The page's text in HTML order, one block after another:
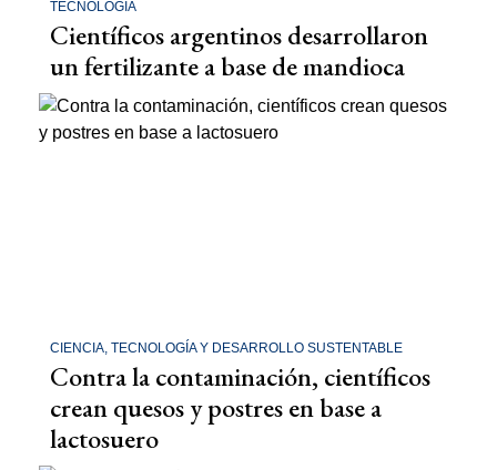
TECNOLOGÍA
Científicos argentinos desarrollaron
un fertilizante a base de mandioca
CIENCIA, TECNOLOGÍA Y DESARROLLO SUSTENTABLE
Contra la contaminación, científicos
crean quesos y postres en base a
lactosuero